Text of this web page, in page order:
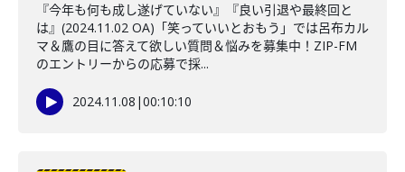
『今年も何も成し遂げていない』『良い引退や最終回と
は』(2024.11.02 OA)「笑っていいとおもう」では呂布カル
マ＆鷹の目に答えて欲しい質問＆悩みを募集中！ZIP-FM
のエントリーからの応募で採...
2024.11.08 |00:10:10